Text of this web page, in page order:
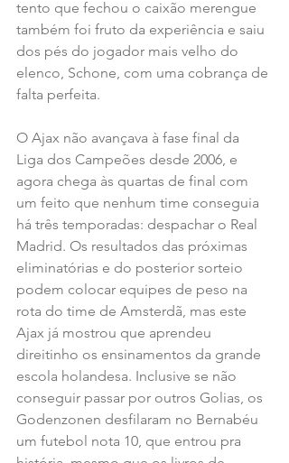
tento que fechou o caixão merengue
também foi fruto da experiência e saiu
dos pés do jogador mais velho do
elenco, Schone, com uma cobrança de
falta perfeita.
O Ajax não avançava à fase final da
Liga dos Campeões desde 2006, e
agora chega às quartas de final com
um feito que nenhum time conseguia
há três temporadas: despachar o Real
Madrid. Os resultados das próximas
eliminatórias e do posterior sorteio
podem colocar equipes de peso na
rota do time de Amsterdã, mas este
Ajax já mostrou que aprendeu
direitinho os ensinamentos da grande
escola holandesa. Inclusive se não
conseguir passar por outros Golias, os
Godenzonen desfilaram no Bernabéu
um futebol nota 10, que entrou pra